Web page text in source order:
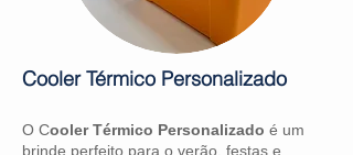
Cooler Térmico Personalizado
O Cooler Térmico Personalizado é um
brinde perfeito para o verão, festas e